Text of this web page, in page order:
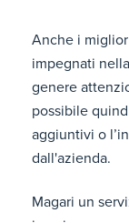
Anche i
impegnati
genere
possibile
aggiuntivi o
dall'azienda.
Magari un